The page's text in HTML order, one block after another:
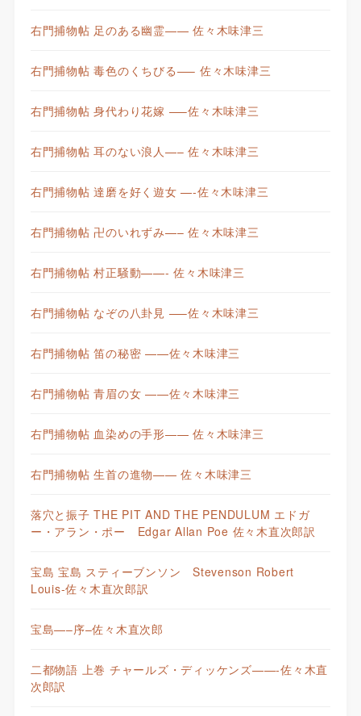
右門捕物帖 足のある幽霊—— 佐々木味津三
右門捕物帖 毒色のくちびる—– 佐々木味津三
右門捕物帖 身代わり花嫁 —–佐々木味津三
右門捕物帖 耳のない浪人—– 佐々木味津三
右門捕物帖 達磨を好く遊女 —-佐々木味津三
右門捕物帖 卍のいれずみ—– 佐々木味津三
右門捕物帖 村正騒動——- 佐々木味津三
右門捕物帖 なぞの八卦見 —–佐々木味津三
右門捕物帖 笛の秘密 ——佐々木味津三
右門捕物帖 青眉の女 ——佐々木味津三
右門捕物帖 血染めの手形—— 佐々木味津三
右門捕物帖 生首の進物—— 佐々木味津三
落穴と振子 THE PIT AND THE PENDULUM エドガ
ー・アラン・ポー Edgar Allan Poe 佐々木直次郎訳
宝島 宝島 スティーブンソン Stevenson Robert
Louis-佐々木直次郎訳
宝島—–序–佐々木直次郎
二都物語 上巻 チャールズ・ディッケンズ——-佐々木直
次郎訳